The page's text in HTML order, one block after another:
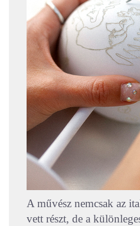
A művész nemcsak az
vett részt, de a